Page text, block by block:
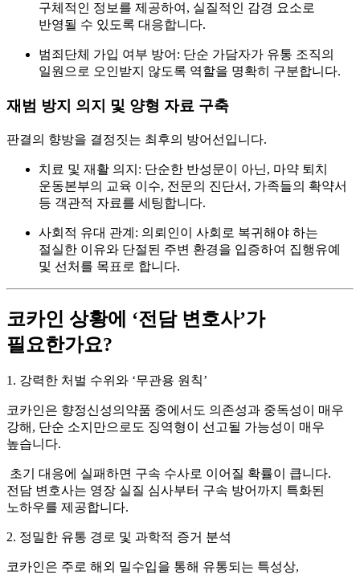
구체적인 정보를 제공하여, 실질적인 감경 요소로
반영될 수 있도록 대응합니다.
범죄단체 가입 여부 방어: 단순 가담자가 유통 조직의
일원으로 오인받지 않도록 역할을 명확히 구분합니다.
재범 방지 의지 및 양형 자료 구축
판결의 향방을 결정짓는 최후의 방어선입니다.
치료 및 재활 의지: 단순한 반성문이 아닌, 마약 퇴치
운동본부의 교육 이수, 전문의 진단서, 가족들의 확약서
등 객관적 자료를 세팅합니다.
사회적 유대 관계: 의뢰인이 사회로 복귀해야 하는
절실한 이유와 단절된 주변 환경을 입증하여 집행유예
및 선처 를 목표로 합니다.
코카인 상황에 ‘전담 변호사’가
필요한가요?
1. 강력한 처벌 수위와 ‘무관용 원칙’
코카인은 향정신성의약품 중에서도 의존성과 중독성이 매우
강해, 단순 소지만으로도 징역형이 선고될 가능성이 매우
높습니다.
초기 대응에 실패하면 구속 수사로 이어질 확률이 큽니다.
전담 변호사는 영장 실질 심사부터 구속 방어까지
특화된
노하우를 제공합니다.
2. 정밀한 유통 경로 및 과학적 증거 분석
코카인은 주로 해외 밀수입을 통해 유통되는 특성상,